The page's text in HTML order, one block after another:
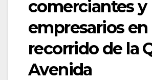
comerciantes y
empresarios en
recorrido de la
Avenida